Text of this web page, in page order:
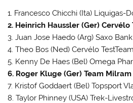
1. Francesco Chicchi (Ita) Liquigas-
2. Heinrich Haussler (Ger) Cervélo
3. Juan Jose Haedo (Arg) Saxo Bank
4. Theo Bos (Ned) Cervélo TestTeam
5. Kenny De Haes (Bel) Omega
6. Roger Kluge (Ger) Team Milram
7. Kristof Goddaert (Bel) Topsport
8. Taylor Phinney (USA) Trek-